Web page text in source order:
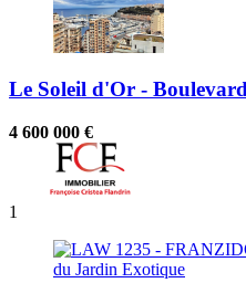
Le Soleil d'Or -
4 600 000 €
1